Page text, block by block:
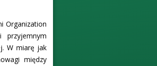
Organization
przyjemnym
W miarę jak
między